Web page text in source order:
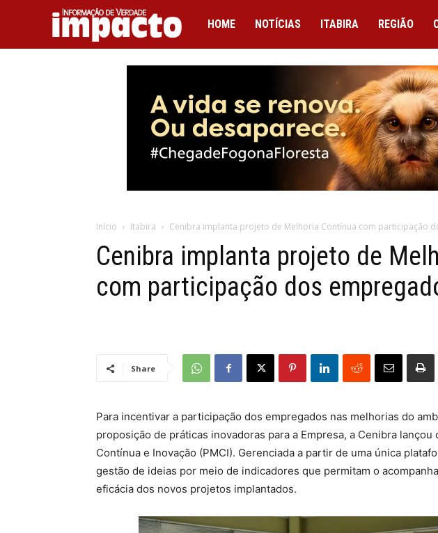
IMPACTO
HOME NOTÍCIAS ITABIRA REGIÃO
Início Itabira Cenibra implanta projeto de Melhoria Contínua com participação
Cenibra implanta projeto de
com participação dos
Share
Para incentivar a participação dos empregados nas melhorias do
proposição de práticas inovadoras para a Empresa, a Cenibra
Contínua e Inovação (PMCI). Gerenciada a partir de uma única
gestão de ideias por meio de indicadores que permitam o
eficácia dos novos projetos implantados.